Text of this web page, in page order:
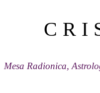
Mesa Radionica,